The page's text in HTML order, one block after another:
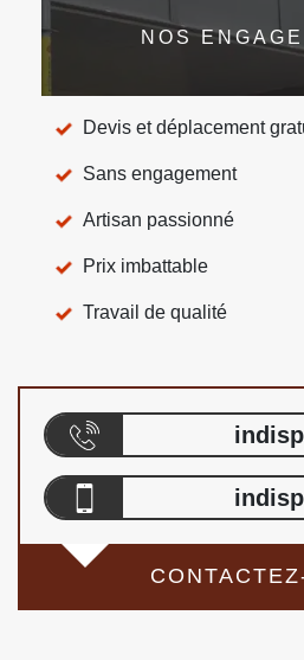
NOS
Devis et déplacement
Sans engagement
Artisan passionné
Prix imbattable
Travail de qualité